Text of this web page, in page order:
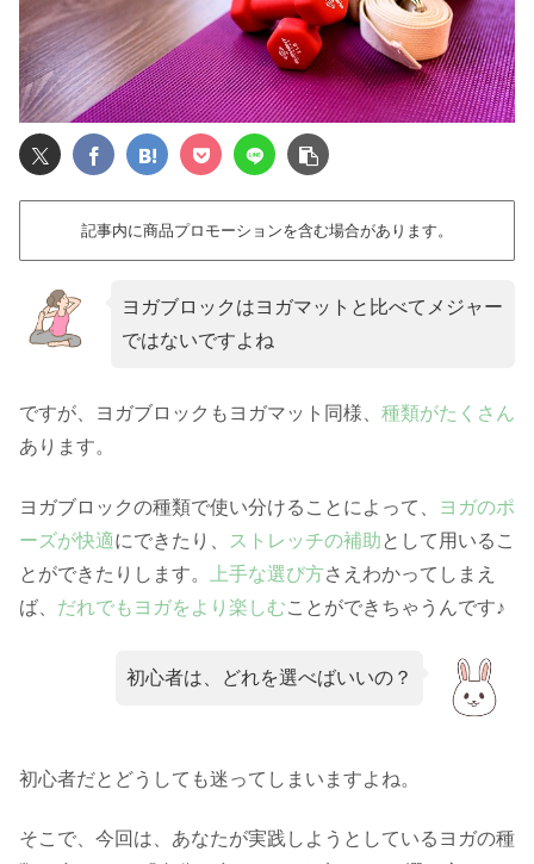
記事内に商品プロモーションを含む場合があります。
ヨガブロックはヨガマットと比べてメジャー
ではないですよね
ですが、ヨガブロックもヨガマット同様、 種類がたくさん
あります。
ヨガブロックの種類で使い分けることによって、
ヨガのポ
ーズが快適にできたり、 ストレッチの補助として用いるこ
とができたりします。
上手な選び方さえわかってしまえ
ば、 だれでもヨガをより楽しむことができちゃうんです♪
初心者は、どれを選べばいいの？
初心者だとどうしても迷ってしまいますよね。
そこで、今回は、あなたが実践しようとしているヨガの種